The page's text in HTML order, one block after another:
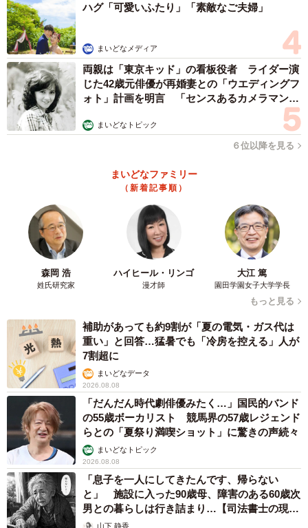
ハグ「可愛いふたり」「素敵なご夫婦」
まいどなメディア
両親は「東京キッド」の看板役者 ライダー演
じた42歳元俳優が再婚妻との「ウエディングフ
ォト」計画を明言 「センスあるカメラマン求
まいどなトピック
６位以降を見る
まいどなファミリー
（新着記事順）
森岡 浩
姓氏研究家
ハイヒール・リンゴ
漫才師
大江 篤
園田学園女子大学学長
もっと見る
補助があっても約9割が「夏の電気・ガス代は
重い」と回答…猛暑でも「冷房を控える」人が
7割超に
まいどなデータ
2026.08.08
「だんだん時代劇俳優みたく…」国民的バンド
の55歳ボーカリスト 競馬界の57歳レジェンド
らとの「夏祭り満喫ショット」に驚きの声続々
まいどなトピック
2026.08.08
「息子を一人にしてきたんです、帰らない
と」 施設に入った90歳母、障害のある60歳次
男との暮らしは行き詰まり…【司法書士の現場
から】山下 静香